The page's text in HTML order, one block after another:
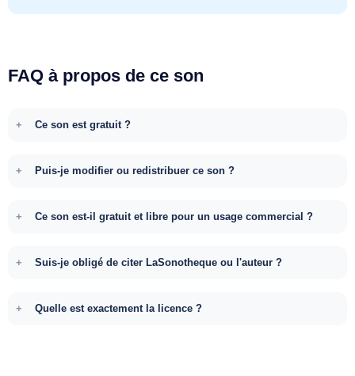
FAQ à propos de ce son
Ce son est gratuit ?
Puis-je modifier ou redistribuer ce son ?
Ce son est-il gratuit et libre pour un usage commercial ?
Suis-je obligé de citer LaSonotheque ou l'auteur ?
Quelle est exactement la licence ?